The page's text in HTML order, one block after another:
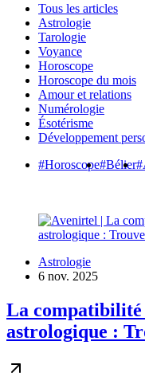
Tous les articles
Astrologie
Tarologie
Voyance
Horoscope
Horoscope du mois
Amour et relations
Numérologie
Ésotérisme
Développement
#Horoscope#Bélier
Astrologie
6 nov. 2025
La compatibilité
astrologique :